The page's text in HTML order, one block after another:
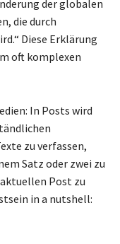
der globalen
die durch
Diese Erklärung
oft komplexen
In Posts wird
zu verfassen,
Satz oder zwei zu
Post zu
in a nutshell: